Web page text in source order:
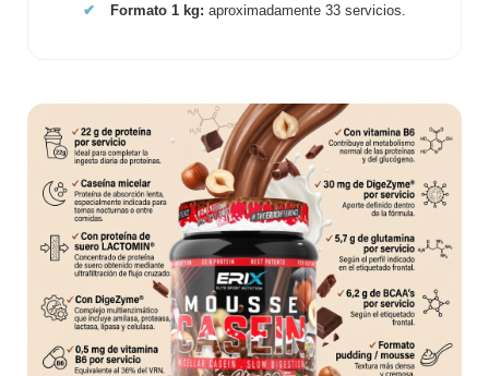
✔ Formato 1 kg: aproximadamente 33 servicios.